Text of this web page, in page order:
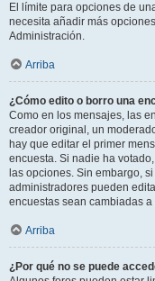
El límite para opciones de
necesita añadir más
Administración.
Arriba
¿Cómo edito o borro una
Como en los mensajes, las
creador original, un
hay que editar el primer
encuesta. Si nadie ha
las opciones. Sin embargo,
administradores pueden
encuestas sean cambiadas
Arriba
¿Por qué no se puede